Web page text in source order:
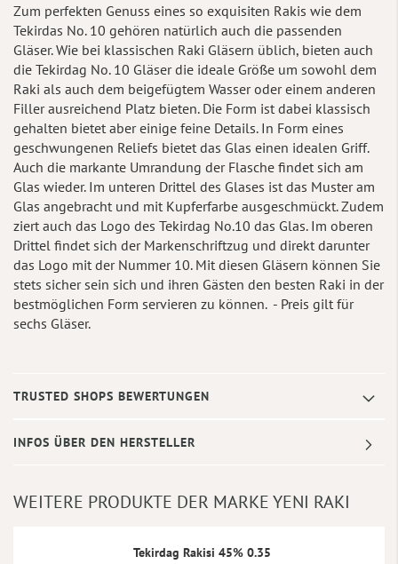
Zum perfekten Genuss eines so exquisiten Rakis wie dem
Tekirdas No. 10 gehören natürlich auch die passenden
Gläser. Wie bei klassischen Raki Gläsern üblich, bieten auch
die Tekirdag No. 10 Gläser die ideale Größe um sowohl dem
Raki als auch dem beigefügtem Wasser oder einem anderen
Filler ausreichend Platz bieten. Die Form ist dabei klassisch
gehalten bietet aber einige feine Details. In Form eines
geschwungenen Reliefs bietet das Glas einen idealen Griff.
Auch die markante Umrandung der Flasche findet sich am
Glas wieder. Im unteren Drittel des Glases ist das Muster am
Glas angebracht und mit Kupferfarbe ausgeschmückt. Zudem
ziert auch das Logo des Tekirdag No.10 das Glas. Im oberen
Drittel findet sich der Markenschriftzug und direkt darunter
das Logo mit der Nummer 10. Mit diesen Gläsern können Sie
stets sicher sein sich und ihren Gästen den besten Raki in der
bestmöglichen Form servieren zu können. - Preis gilt für
sechs Gläser.
TRUSTED SHOPS BEWERTUNGEN
INFOS ÜBER DEN HERSTELLER
WEITERE PRODUKTE DER MARKE YENI RAKI
Tekirdag Rakisi 45% 0.35